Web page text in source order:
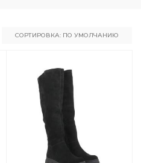
СОРТИРОВКА: ПО УМОЛЧАНИЮ